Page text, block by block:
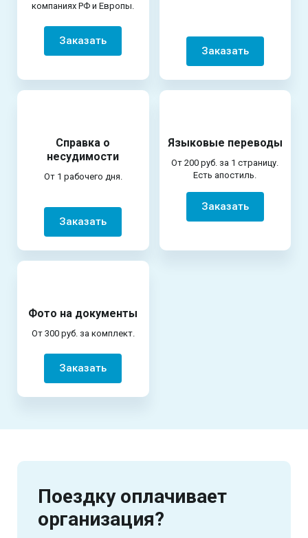
компаниях РФ и Европы.
Заказать
Заказать
Справка о
несудимости
От 1 рабочего дня.
Заказать
Языковые переводы
От 200 руб. за 1 страницу.
Есть апостиль.
Заказать
Фото на документы
От 300 руб. за комплект.
Заказать
Поездку оплачивает
организация?